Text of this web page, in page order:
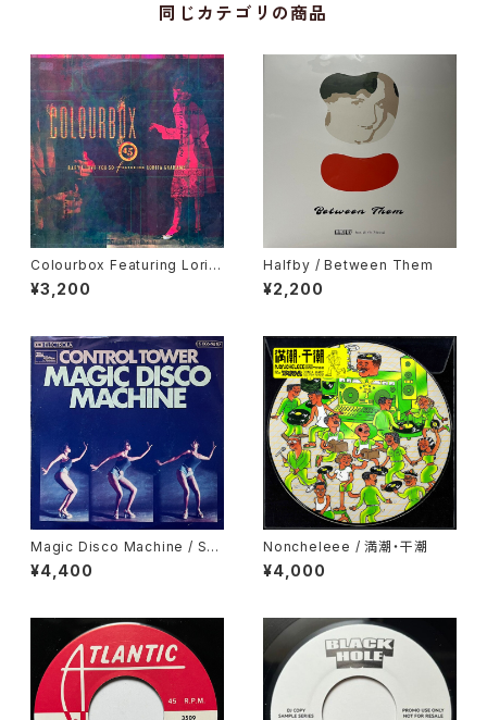
同じカテゴリの商品
Colourbox Featuring Lorita
Grahame / Baby I Love You
So
¥3,200
Halfby / Between Them
¥2,200
Magic Disco Machine / Scr
atchin'
¥4,400
Noncheleee / 満潮・干潮
¥4,000